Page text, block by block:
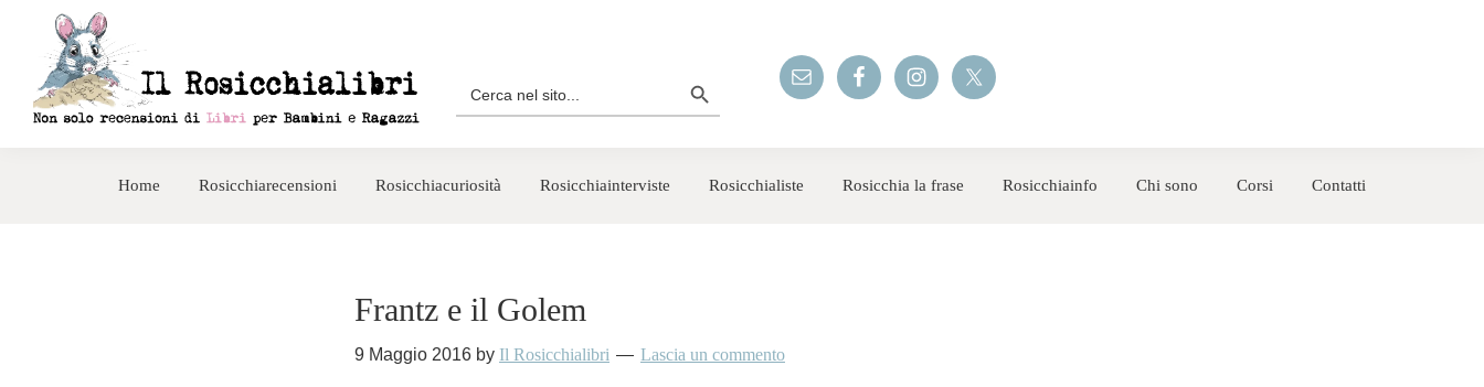
navigazione
primaria
contenuto
principale
Search
for:
Home Rosicchiarecensioni Rosicchiacuriosità Rosicchiainterviste Rosicchialiste Rosicchia la frase Rosicchiainfo Chi sono Corsi Contatti
Frantz e il Golem
9 Maggio 2016 by Il Rosicchialibri Lascia un commento